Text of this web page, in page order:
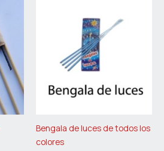
Bengala de luces de todos los
colores